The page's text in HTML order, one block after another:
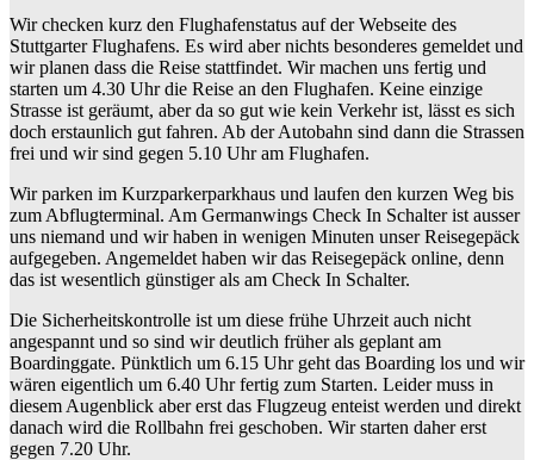
Wir checken kurz den Flughafenstatus auf der Webseite des
Stuttgarter Flughafens. Es wird aber nichts besonderes gemeldet und
wir planen dass die Reise stattfindet. Wir machen uns fertig und
starten um 4.30 Uhr die Reise an den Flughafen. Keine einzige
Strasse ist geräumt, aber da so gut wie kein Verkehr ist, lässt es sich
doch erstaunlich gut fahren. Ab der Autobahn sind dann die Strassen
frei und wir sind gegen 5.10 Uhr am Flughafen.
Wir parken im Kurzparkerparkhaus und laufen den kurzen Weg bis
zum Abflugterminal. Am Germanwings Check In Schalter ist ausser
uns niemand und wir haben in wenigen Minuten unser Reisegepäck
aufgegeben. Angemeldet haben wir das Reisegepäck online, denn
das ist wesentlich günstiger als am Check In Schalter.
Die Sicherheitskontrolle ist um diese frühe Uhrzeit auch nicht
angespannt und so sind wir deutlich früher als geplant am
Boardinggate. Pünktlich um 6.15 Uhr geht das Boarding los und wir
wären eigentlich um 6.40 Uhr fertig zum Starten. Leider muss in
diesem Augenblick aber erst das Flugzeug enteist werden und direkt
danach wird die Rollbahn frei geschoben. Wir starten daher erst
gegen 7.20 Uhr.